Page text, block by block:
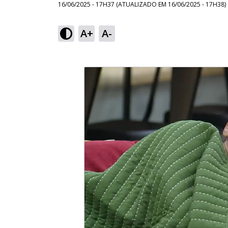
16/06/2025 - 17H37 (ATUALIZADO EM 16/06/2025 - 17H38)
A+ A-